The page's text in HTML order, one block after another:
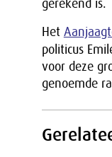
gerekend is.
Het
politicus
voor deze
genoemde